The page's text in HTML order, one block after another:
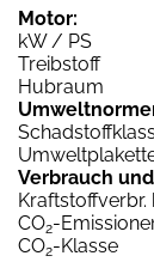
Motor:
kW / PS
Treibstoff
Hubraum
Verbrauch
Kraftstoffverbr.
CO2-
CO2-Klasse